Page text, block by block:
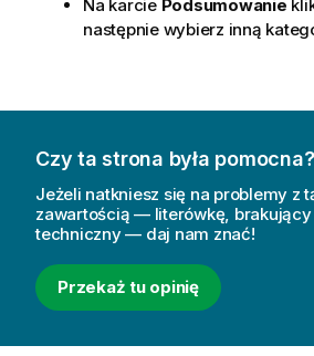
Na karcie Podsumowanie
następnie wybierz inną
Czy ta strona była pomocna?
Jeżeli natkniesz się na problemy z
zawartością — literówkę, brakujący
techniczny — daj nam znać!
Przekaż tu opinię